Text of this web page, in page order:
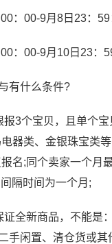
：00-9月8日23：59
：00-9月10日23：
有什么条件?
报3个宝贝，且单个
器类、金银珠宝类
名;同个卖家一个月
隔时间为一个月;
证全新商品，不能是
手闲置、清仓货或其